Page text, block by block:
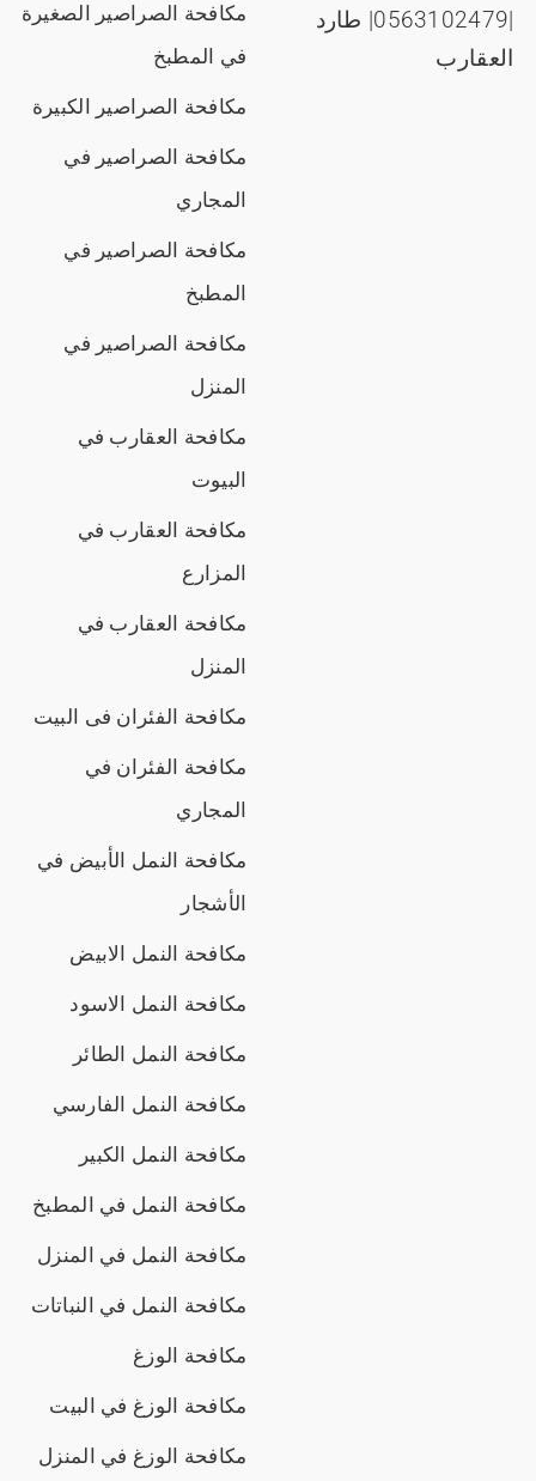
|0563102479| طارد
العقارب
مكافحة الصراصير الصغيرة
في المطبخ
مكافحة الصراصير الكبيرة
مكافحة الصراصير في
المجاري
مكافحة الصراصير في
المطبخ
مكافحة الصراصير في
المنزل
مكافحة العقارب في
البيوت
مكافحة العقارب في
المزارع
مكافحة العقارب في
المنزل
مكافحة الفئران فى البيت
مكافحة الفئران في
المجاري
مكافحة النمل الأبيض في
الأشجار
مكافحة النمل الابيض
مكافحة النمل الاسود
مكافحة النمل الطائر
مكافحة النمل الفارسي
مكافحة النمل الكبير
مكافحة النمل في المطبخ
مكافحة النمل في المنزل
مكافحة النمل في النباتات
مكافحة الوزغ
مكافحة الوزغ في البيت
مكافحة الوزغ في المنزل